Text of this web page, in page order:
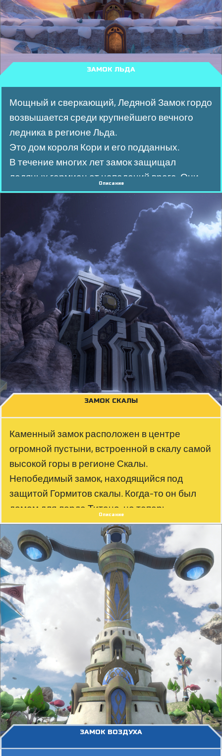
ЗАМОК ЛЬДА
Мощный и сверкающий, Ледяной Замок гордо
возвышается среди крупнейшего вечного
ледника в регионе Льда.
Это дом короля Кори и его подданных.
В течение многих лет замок защищал
ледяных гормиан от нападений врага. Они
являются потомками лорда Тритиона,
благородного и могущественного воина - они
унаследовали его силу и гордость!
Описание
ЗАМОК СКАЛЫ
Каменный замок расположен в центре
огромной пустыни, встроенной в скалу самой
высокой горы в регионе Скалы.
Непобедимый замок, находящийся под
защитой Гормитов скалы. Когда-то он был
домом для лорда Титано, но теперь
заброшен из-за сказок о призраках, которые
наводняют здание, окруженное сокровищами
людей Скалы!
Описание
ЗАМОК ВОЗДУХА